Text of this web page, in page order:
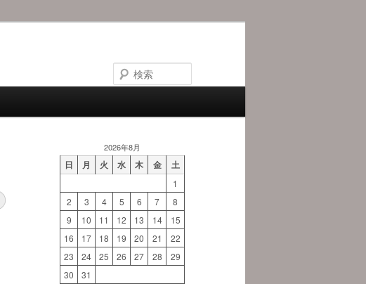
索
2026年8月
日 月 火 水 木 金 土
1
2
3 4 5 6 7
8
9
10 11 12 13 14
15
16
17 18 19 20 21
22
23
24 25 26 27 28
29
30
31